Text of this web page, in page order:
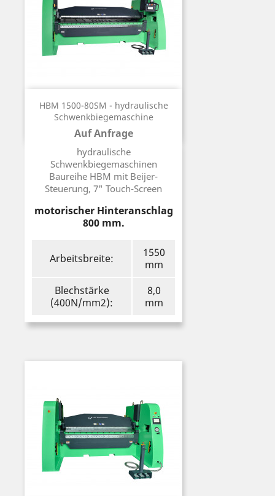
HBM 1500-80SM - hydraulische
Schwenkbiegemaschine
Auf Anfrage
Preis
hydraulische
Schwenkbiegemaschinen
Baureihe HBM mit Beijer-
Steuerung, 7" Touch-Screen
motorischer Hinteranschlag
800 mm.
Arbeitsbreite:
1550
mm
Blechstärke
(400N/mm2):
8,0
mm